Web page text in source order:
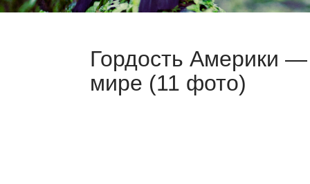
Гордость Америки
мире (11 фото)